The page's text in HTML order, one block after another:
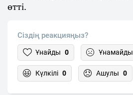
өтті.
Сіздің реакцияңыз?
Ұнайды 0 Ұнамайды
Күлкілі 0 Ашулы 0